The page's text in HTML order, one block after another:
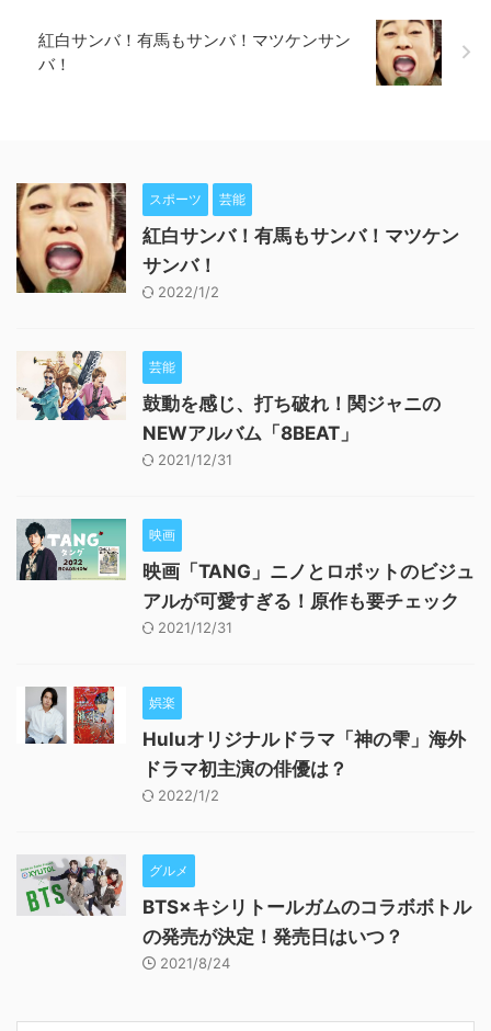
紅白サンバ！有馬もサンバ！マツケンサン
バ！
スポーツ 芸能
紅白サンバ！有馬もサンバ！マツケン
サンバ！
2022/1/2
芸能
鼓動を感じ、打ち破れ！関ジャニの
NEWアルバム「8BEAT」
2021/12/31
映画
映画「TANG」ニノとロボットのビジュ
アルが可愛すぎる！原作も要チェック
2021/12/31
娯楽
Huluオリジナルドラマ「神の雫」海外
ドラマ初主演の俳優は？
2022/1/2
グルメ
BTS×キシリトールガムのコラボボトル
の発売が決定！発売日はいつ？
2021/8/24